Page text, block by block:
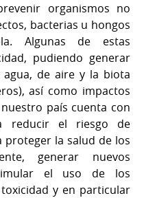
organismos no
bacterias u hongos
Algunas de estas
pudiendo generar
de aire y la biota
así como impactos
país cuenta con
reducir el riesgo de
proteger la salud de los
generar nuevos
el uso de los
y en particular